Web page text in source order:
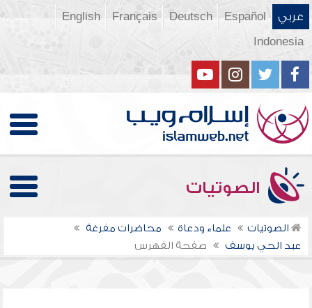
عربي Español
Deutsch
Français
English
Indonesia
الصوتيات
الصوتيات علماء ودعاة
محاضرات مفرغة
عبد الحي يوسف
صفحة الفهرس